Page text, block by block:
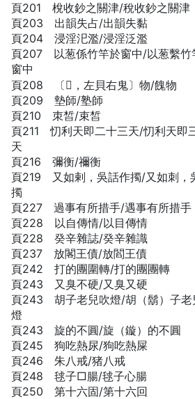
頁201 梲收鈔之關津/稅收鈔之關津
頁203 出韻失占/出韻失黏
頁204 浸淫汜濫/浸淫泛濫
頁207 以葱係竹竿於窗中/以葱繫竹
窗中
頁208 〔𧷛，左貝右鬼〕物/餽物
頁209 墊師/塾師
頁210 朿皙/束皙
頁211 忉利天即二十三天/忉利天即
天
頁216 彌衡/禰衡
頁219 又如剌，吳話作擉/又如刺，
擉
頁227 過事有所措手/遇事有所措手
頁228 以自傳情/以目傳情
頁228 癸辛雜誌/癸辛雜識
頁237 放閣王債/放閻王債
頁242 打的團圍轉/打的團團轉
頁243 又臭不硬/又臭又硬
頁243 胡子老兒吹燈/胡（鬍）子老
燈
頁243 旋的不圓/旋（鏇）的不圓
頁245 狗吃熱尿/狗吃熱屎
頁246 朱八戒/猪八戒
頁248 毬子□腸/毬子心腸
頁250 第十六固/第十六回